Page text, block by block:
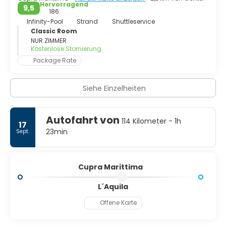
markiert. Heute können wir Spuren der Apsis im
romanischen Stil mit der fast intakten Krypta sehen, die
lange Zeit den Körper von San Basso, dem Schutzpatron
der Stadt, beherbergte, der während der Verfolgungen
des Diokletianischen Reiches gemartert wurde.
9,5
Hervorragend
186
Infinity-Pool
Strand
Shuttleservice
Classic Room
NUR ZIMMER
Kostenlose Stornierung
Package Rate
Siehe Einzelheiten
17
Sept.
Autofahrt von 114 Kilometer - 1h
23min
Cupra Marittima
L´Aquila
Offene Karte